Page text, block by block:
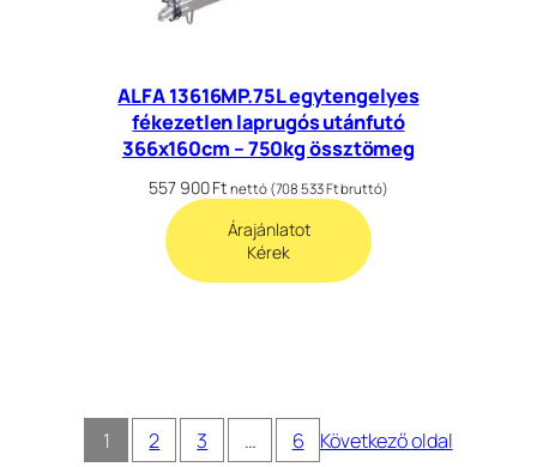
ALFA 13616MP.75L egytengelyes
fékezetlen laprugós utánfutó
366x160cm – 750kg össztömeg
557 900Ft nettó (708 533Ftbruttó)
Árajánlatot
Kérek
1 2 3 … 6 Következő oldal